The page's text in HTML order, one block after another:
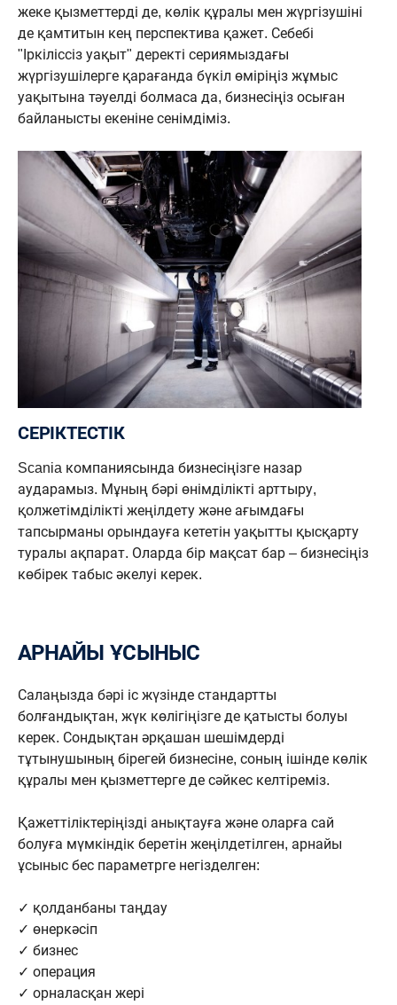
жеке қызметтерді де, көлік құралы мен жүргізушіні
де қамтитын кең перспектива қажет. Себебі
"Іркіліссіз уақыт" деректі сериямыздағы
жүргізушілерге қарағанда бүкіл өміріңіз жұмыс
уақытына тәуелді болмаса да, бизнесіңіз осыған
байланысты екеніне сенімдіміз.
СЕРІКТЕСТІК
Scania компаниясында бизнесіңізге назар
аударамыз. Мұның бәрі өнімділікті арттыру,
қолжетімділікті жеңілдету және ағымдағы
тапсырманы орындауға кететін уақытты қысқарту
туралы ақпарат. Оларда бір мақсат бар – бизнесіңіз
көбірек табыс әкелуі керек.
АРНАЙЫ ҰСЫНЫС
Салаңызда бәрі іс жүзінде стандартты
болғандықтан, жүк көлігіңізге де қатысты болуы
керек. Сондықтан әрқашан шешімдерді
тұтынушының бірегей бизнесіне, соның ішінде көлік
құралы мен қызметтерге де сәйкес келтіреміз.
Қажеттіліктеріңізді анықтауға және оларға сай
болуға мүмкіндік беретін жеңілдетілген, арнайы
ұсыныс бес параметрге негізделген:
✓ қолданбаны таңдау
✓ өнеркәсіп
✓ бизнес
✓ операция
✓ орналасқан жері